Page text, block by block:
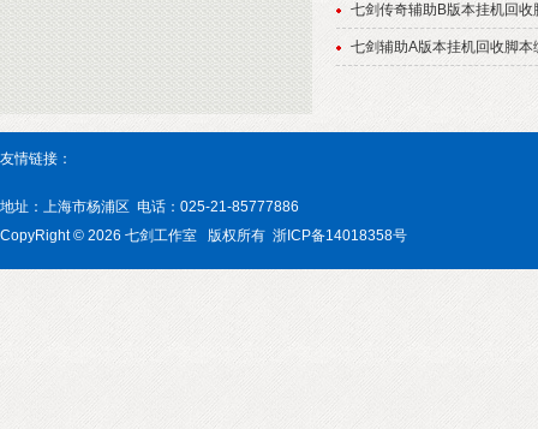
七剑传奇辅助B版本挂机回
七剑辅助A版本挂机回收脚本
友情链接：
地址：上海市杨浦区 电话：025-21-85777886
CopyRight © 2026 七剑工作室
版权所有 浙ICP备14018358号